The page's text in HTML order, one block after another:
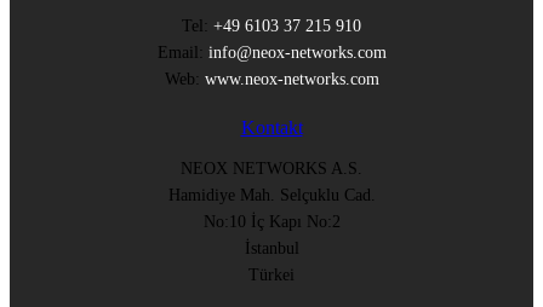
Tel: +49 6103 37 215 910
Email: info@neox-networks.com
Web: www.neox-networks.com
Kontakt
NEOX NETWORKS A.S.
Hamidiye Mah. Selçuklu Cad.
No:10 İç Kapı No:2
İstanbul
Türkei